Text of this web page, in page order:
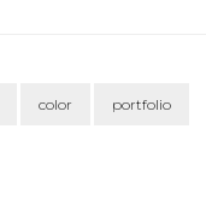
color portfolio